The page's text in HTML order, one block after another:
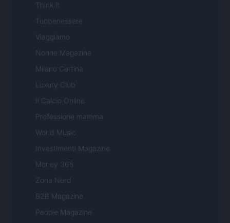
Think.it
Tuobenessere
Viaggiamo
Nonne Magazine
Milano Cortina
Luxury Club
Il Calcio Online
Professione mamma
World Music
Investimenti Magazine
Money 365
Zona Nerd
B2B Magazine
People Magazine